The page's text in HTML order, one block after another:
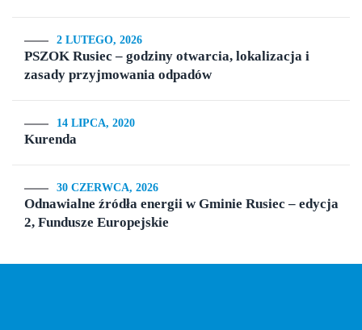
2 LUTEGO, 2026
PSZOK Rusiec – godziny otwarcia, lokalizacja i
zasady przyjmowania odpadów
14 LIPCA, 2020
Kurenda
30 CZERWCA, 2026
Odnawialne źródła energii w Gminie Rusiec – edycja
2, Fundusze Europejskie